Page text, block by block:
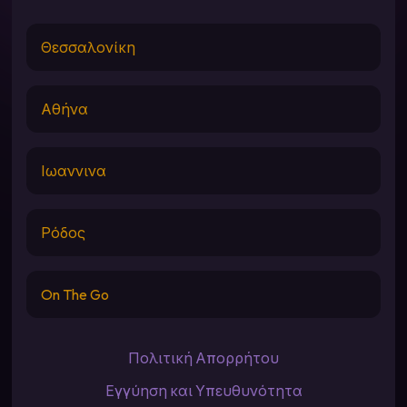
Θεσσαλονίκη
Αθήνα
Ιωαννινα
Ρόδος
On The Go
Πολιτική Απορρήτου
Εγγύηση και Υπευθυνότητα